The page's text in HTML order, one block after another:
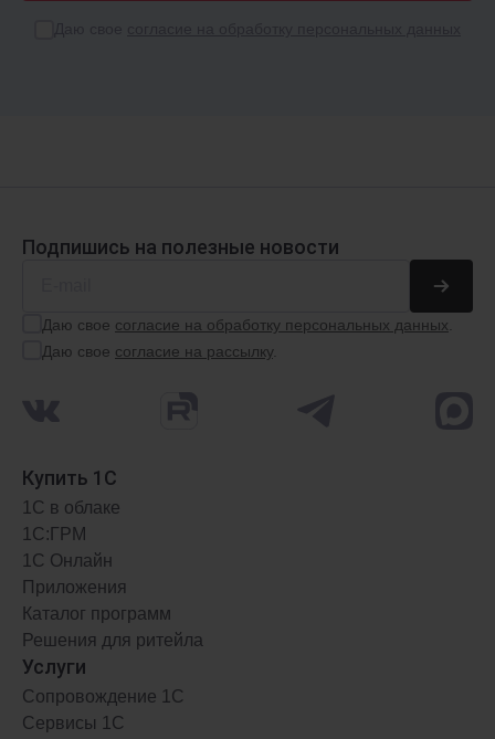
1С:Комплексная автоматизация 8
Комплексное решение для предприятий
Подпишись на полезные новости
Даю свое согласие на обработку персональных данных
Даю свое согласие на рассылку.
Купить 1С
1С в облаке
1С:ГРМ
1С Онлайн
Приложения
Каталог программ
Решения для ритейла
Услуги
Сопровождение 1С
Сервисы 1С